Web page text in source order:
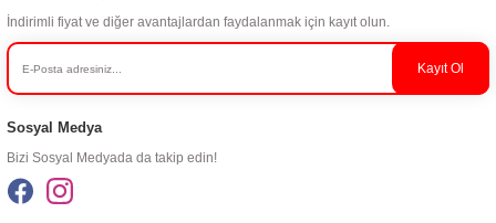
İndirimli fiyat ve diğer avantajlardan faydalanmak için kayıt olun.
Kayıt Ol
Sosyal Medya
Bizi Sosyal Medyada da takip edin!